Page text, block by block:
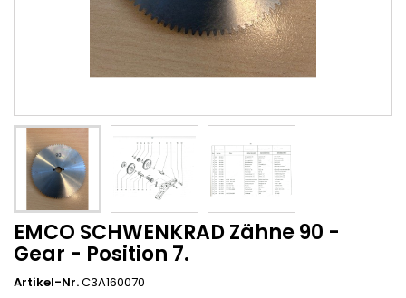
EMCO SCHWENKRAD Zähne 90 -
Gear - Position 7.
Artikel-Nr.C3A160070